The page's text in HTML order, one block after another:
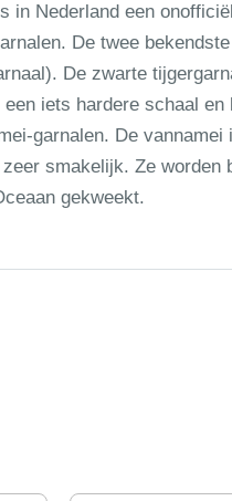
in Nederland een
De twee
De zwarte
iets hardere schaal en
garnalen. De vannamei
smakelijk. Ze worden
gekweekt.